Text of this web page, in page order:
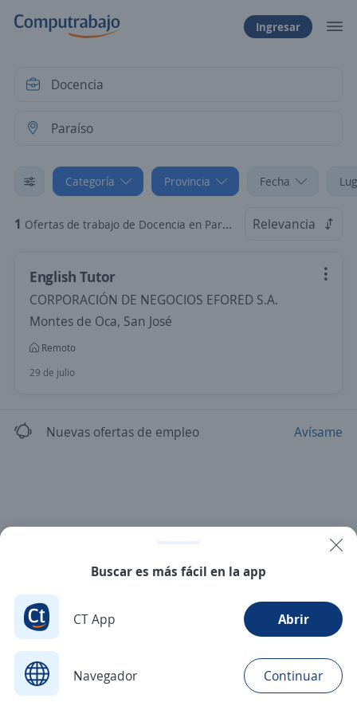
Ingresar
Categoría Provincia Fecha
1 Ofertas de trabajo de Docencia en Paraíso, Cartago Relevancia
English Tutor
CORPORACIÓN DE NEGOCIOS EFORED S.A.
Montes de Oca, San José
Remoto
29 de julio
Nuevas ofertas de empleo Avísame
Buscar es más fácil en la app
CT App Abrir
Navegador Continuar